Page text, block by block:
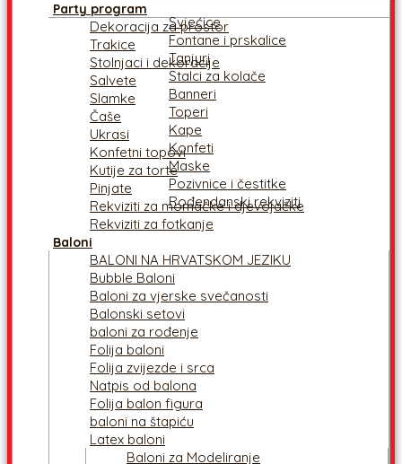
Party program
Dekoracija za prostor
Svjećice
Trakice
Fontane i prskalice
Stolnjaci i dekoracije
Tanjuri
Salvete
Stalci za kolače
Slamke
Banneri
Čaše
Toperi
Ukrasi
Kape
Konfetni topoviKonfeti
Kutije za torteMaske
Pinjate
Pozivnice i čestitke
Rekviziti za momačke i djevojačke
Rođendanski rekviziti
Rekviziti za fotkanje
Baloni
BALONI NA HRVATSKOM JEZIKU
Bubble Baloni
Baloni za vjerske svečanosti
Balonski setovi
baloni za rođenje
Folija baloni
Folija zvijezde i srca
Natpis od balona
Folija balon figura
baloni na štapiću
Latex baloni
Baloni za Modeliranje